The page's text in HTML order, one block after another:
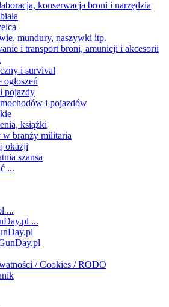
konserwacja broni i narzędzia
mundury, naszywki itp.
i transport broni, amunicji i akcesorii
i survival
ogłoszeń
pojazdy
i pojazdów
książki
w branży militaria
okazji
szansa
...
...
...
/ Cookies / RODO